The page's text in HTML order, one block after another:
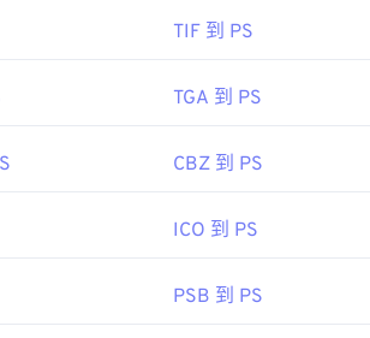
TIF 到 PS
TGA 到 PS
CBZ 到 PS
ICO 到 PS
PSB 到 PS